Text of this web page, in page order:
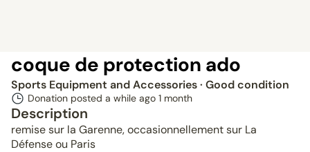
coque de protection ado
Sports Equipment and Accessories· Good condition
Donation posted a while ago 1 month
Description
remise sur la Garenne, occasionnellement sur La
Défense ou Paris